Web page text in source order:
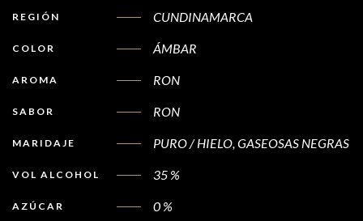
REGIÓN CUNDINAMARCA
COLOR ÁMBAR
AROMA RON
SABOR RON
MARIDAJE PURO / HIELO, GASEOSAS NEGRAS
VOL ALCOHOL 35 %
AZÚCAR 0 %